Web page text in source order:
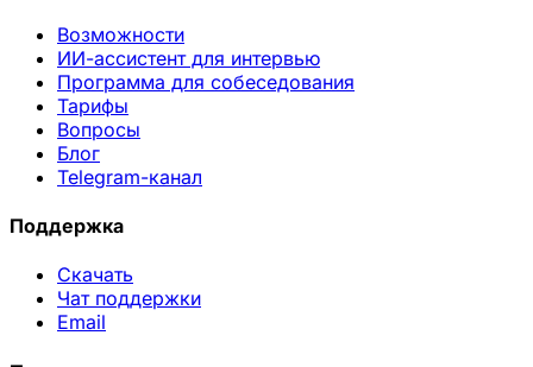
Возможности
ИИ-ассистент для интервью
Программа для собеседования
Тарифы
Вопросы
Блог
Telegram-канал
Поддержка
Скачать
Чат поддержки
Email